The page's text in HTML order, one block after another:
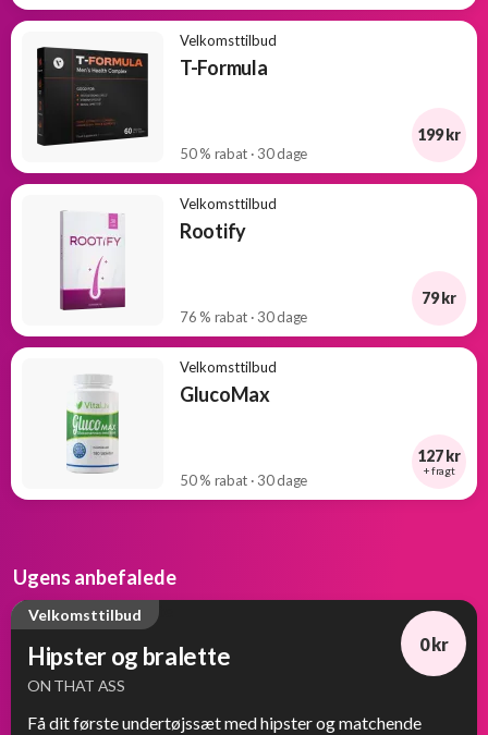
Velkomsttilbud
T-Formula
50 % rabat · 30 dage
199 kr
Velkomsttilbud
Rootify
76 % rabat · 30 dage
79 kr
Velkomsttilbud
GlucoMax
50 % rabat · 30 dage
127 kr
+ fragt
Ugens anbefalede
Velkomsttilbud
Hipster og bralette
ON THAT ASS
0 kr
Få dit første undertøjssæt med hipster og matchende